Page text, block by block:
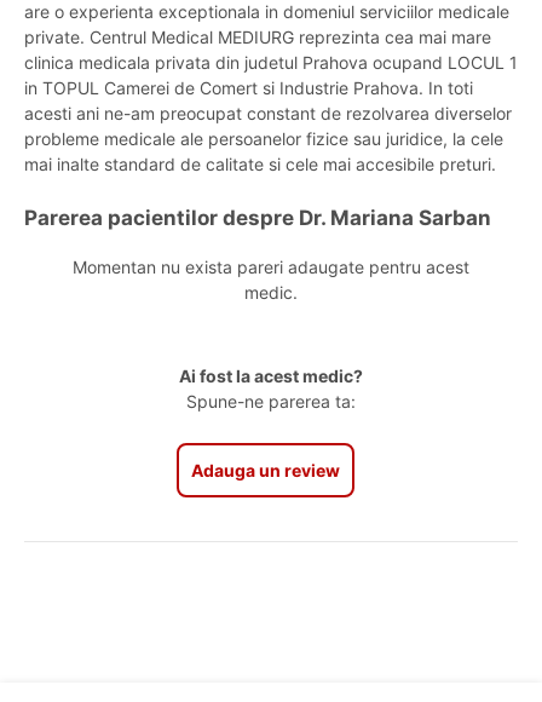
are o experienta exceptionala in domeniul serviciilor medicale
private. Centrul Medical MEDIURG reprezinta cea mai mare
clinica medicala privata din judetul Prahova ocupand LOCUL 1
in TOPUL Camerei de Comert si Industrie Prahova. In toti
acesti ani ne-am preocupat constant de rezolvarea diverselor
probleme medicale ale persoanelor fizice sau juridice, la cele
mai inalte standard de calitate si cele mai accesibile preturi.
Parerea pacientilor despre Dr. Mariana Sarban
Momentan nu exista pareri adaugate pentru acest
medic.
Ai fost la acest medic?
Spune-ne parerea ta:
Adauga un review